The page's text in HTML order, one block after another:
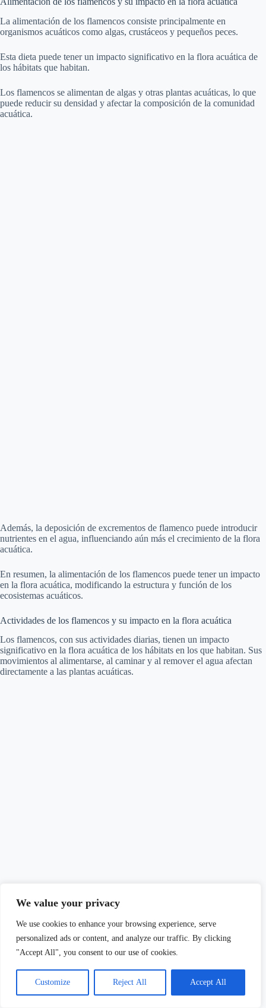
We value your privacy
We use cookies to enhance your browsing experience, serve
personalized ads or content, and analyze our traffic. By clicking
"Accept All", you consent to our use of cookies.
Customize Reject All Accept All
La alimentación de los flamencos consiste principalmente en
organismos acuáticos como algas, crustáceos y pequeños peces.
Esta dieta puede tener un impacto significativo en la flora acuática de
los hábitats que habitan.
Los flamencos se alimentan de algas y otras plantas acuáticas, lo que
puede reducir su densidad y afectar la composición de la comunidad
acuática.
Además, la deposición de excrementos de flamenco puede introducir
nutrientes en el agua, influenciando aún más el crecimiento de la flora
acuática.
En resumen, la alimentación de los flamencos puede tener un impacto
en la flora acuática, modificando la estructura y función de los
ecosistemas acuáticos.
Actividades de los flamencos y su impacto en la flora acuática
Los flamencos, con sus actividades diarias, tienen un impacto
significativo en la flora acuática de los hábitats en los que habitan. Sus
movimientos al alimentarse, al caminar y al remover el agua afectan
directamente a las plantas acuáticas.